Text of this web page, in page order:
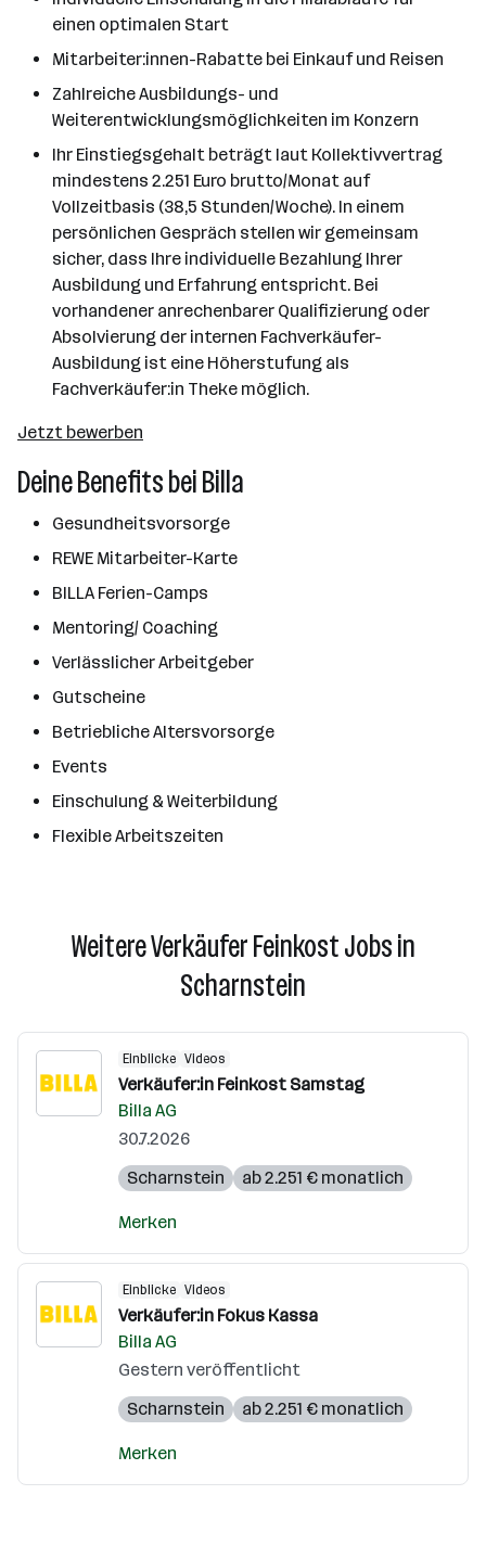
einen optimalen Start
Mitarbeiter:innen-Rabatte bei Einkauf und Reisen
Zahlreiche Ausbildungs- und
Weiterentwicklungsmöglichkeiten im Konzern
Ihr Einstiegsgehalt beträgt laut Kollektivvertrag
mindestens 2.251 Euro brutto/Monat auf
Vollzeitbasis (38,5 Stunden/Woche). In einem
persönlichen Gespräch stellen wir gemeinsam
sicher, dass Ihre individuelle Bezahlung Ihrer
Ausbildung und Erfahrung entspricht. Bei
vorhandener anrechenbarer Qualifizierung oder
Absolvierung der internen Fachverkäufer-
Ausbildung ist eine Höherstufung als
Fachverkäufer:in Theke möglich.
Jetzt bewerben
Deine Benefits bei Billa
Gesundheitsvorsorge
REWE Mitarbeiter-Karte
BILLA Ferien-Camps
Mentoring/ Coaching
Verlässlicher Arbeitgeber
Gutscheine
Betriebliche Altersvorsorge
Events
Einschulung & Weiterbildung
Flexible Arbeitszeiten
Weitere Verkäufer Feinkost Jobs in
Scharnstein
Einblicke Videos
Verkäufer:in Feinkost Samstag
Billa AG
30.7.2026
Scharnstein
ab 2.251 € monatlich
Merken
Einblicke Videos
Verkäufer:in Fokus Kassa
Billa AG
Gestern veröffentlicht
Scharnstein
ab 2.251 € monatlich
Merken